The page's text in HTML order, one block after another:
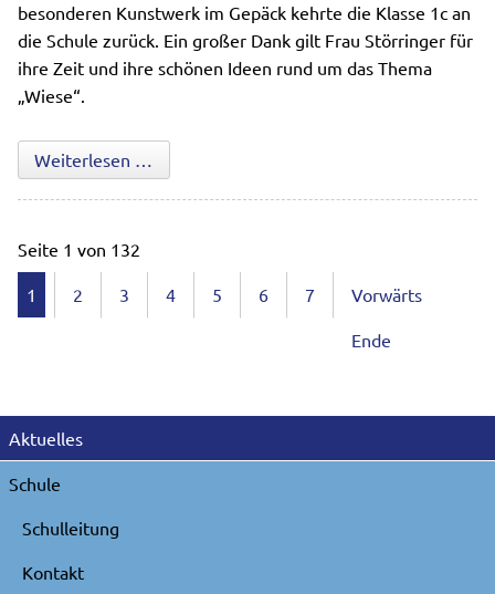
besonderen Kunstwerk im Gepäck kehrte die Klasse 1c an
die Schule zurück. Ein großer Dank gilt Frau Störringer für
ihre Zeit und ihre schönen Ideen rund um das Thema
„Wiese“.
Weiterlesen …
Seite 1 von 132
1 2 3 4 5 6 7 Vorwärts
Ende
Navigation
überspringen
Aktuelles
Schule
Schulleitung
Kontakt